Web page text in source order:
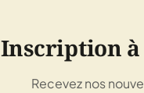
Inscription
Recevez nos